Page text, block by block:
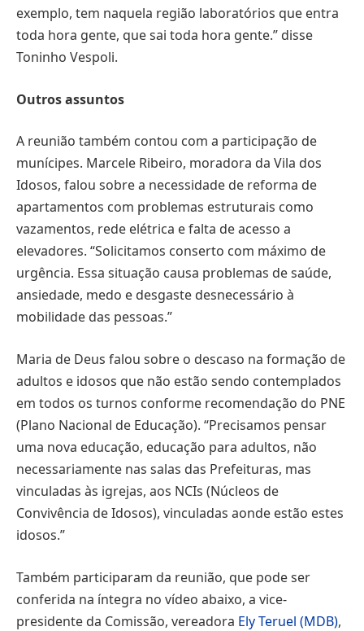
exemplo, tem naquela região laboratórios que entra
toda hora gente, que sai toda hora gente.” disse
Toninho Vespoli.
Outros assuntos
A reunião também contou com a participação de
munícipes. Marcele Ribeiro, moradora da Vila dos
Idosos, falou sobre a necessidade de reforma de
apartamentos com problemas estruturais como
vazamentos, rede elétrica e falta de acesso a
elevadores. “Solicitamos conserto com máximo de
urgência. Essa situação causa problemas de saúde,
ansiedade, medo e desgaste desnecessário à
mobilidade das pessoas.”
Maria de Deus falou sobre o descaso na formação de
adultos e idosos que não estão sendo contemplados
em todos os turnos conforme recomendação do PNE
(Plano Nacional de Educação). “Precisamos pensar
uma nova educação, educação para adultos, não
necessariamente nas salas das Prefeituras, mas
vinculadas às igrejas, aos NCIs (Núcleos de
Convivência de Idosos), vinculadas aonde estão estes
idosos.”
Também participaram da reunião, que pode ser
conferida na íntegra no vídeo abaixo, a vice-
presidente da Comissão, vereadora Ely Teruel (MDB),